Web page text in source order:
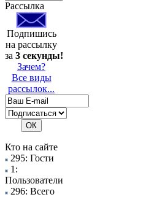
Рассылка
Подпишись
на рассылку
за 3 секунды!
Зачем?
Все виды
рассылок...
Кто на сайте
295: Гости
1:
Пользователи
296: Всего